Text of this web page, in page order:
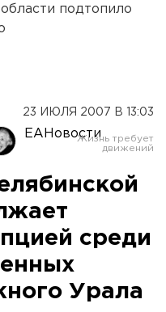
подтопило
23 ИЮЛЯ 2007 В 13:03
ЕАНовости
среди
Урала